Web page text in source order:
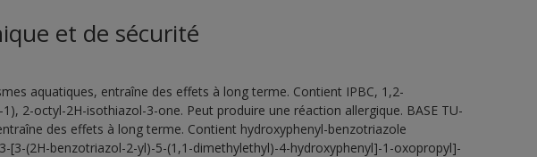
et de sécurité
aquatiques, entraîne des effets à long terme. Contient IPBC, 1,2-
2-octyl-2H-isothiazol-3-one. Peut produire une réaction allergique. BASE TU-
des effets à long terme. Contient hydroxyphenyl-benzotriazole
[3-(2H-benzotriazol-2-yl)-5-(1,1-dimethylethyl)-4-hydroxyphenyl]-1-oxopropyl]-